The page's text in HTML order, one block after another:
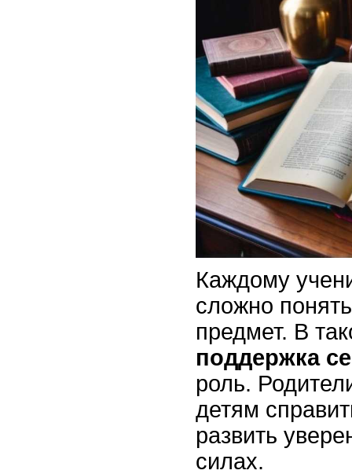
Каждому
сложно
предмет. В
поддержка
роль.
детям
развить
силах.